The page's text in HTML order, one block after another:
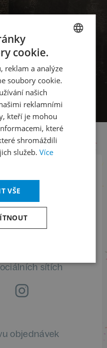
newsletteru
v obraze
sítích
objednávek
ENGLISH
cookie.
reklam a analýze
soubory cookie.
našich
reklamními
kteří je mohou
které
shromáždili
služeb. Více
VŠE